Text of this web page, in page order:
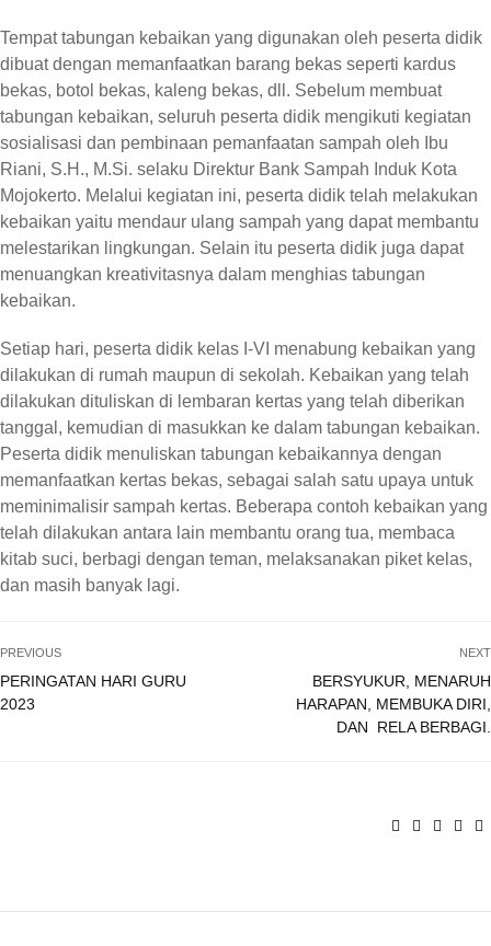
Tempat tabungan kebaikan yang digunakan oleh peserta didik
dibuat dengan memanfaatkan barang bekas seperti kardus
bekas, botol bekas, kaleng bekas, dll. Sebelum membuat
tabungan kebaikan, seluruh peserta didik mengikuti kegiatan
sosialisasi dan pembinaan pemanfaatan sampah oleh Ibu
Riani, S.H., M.Si. selaku Direktur Bank Sampah Induk Kota
Mojokerto. Melalui kegiatan ini, peserta didik telah melakukan
kebaikan yaitu mendaur ulang sampah yang dapat membantu
melestarikan lingkungan. Selain itu peserta didik juga dapat
menuangkan kreativitasnya dalam menghias tabungan
kebaikan.
Setiap hari, peserta didik kelas I-VI menabung kebaikan yang
dilakukan di rumah maupun di sekolah. Kebaikan yang telah
dilakukan dituliskan di lembaran kertas yang telah diberikan
tanggal, kemudian di masukkan ke dalam tabungan kebaikan.
Peserta didik menuliskan tabungan kebaikannya dengan
memanfaatkan kertas bekas, sebagai salah satu upaya untuk
meminimalisir sampah kertas. Beberapa contoh kebaikan yang
telah dilakukan antara lain membantu orang tua, membaca
kitab suci, berbagi dengan teman, melaksanakan piket kelas,
dan masih banyak lagi.
PREVIOUS
PERINGATAN HARI GURU
2023
NEXT
BERSYUKUR, MENARUH
HARAPAN, MEMBUKA DIRI,
DAN RELA BERBAGI.